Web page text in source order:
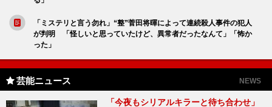
「ミステリと言う勿れ」“整”菅田将暉によって連続殺人事件の犯人
が判明 「怪しいと思っていたけど、異常者だったなんて」「怖か
った」
芸能ニュース NEWS
「今夜もシリアルキラーと待ち合わせ」